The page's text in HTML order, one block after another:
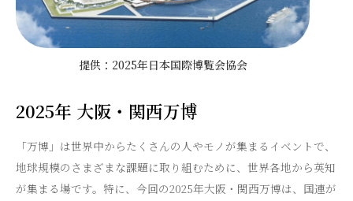
提供：2025年日本国際博覧会協会
2025年 大阪・関西万博
「万博」は世界中からたくさんの人やモノが集まるイベントで、
地球規模のさまざまな課題に取り組むために、世界各地から英知
が集まる場です。特に、今回の2025年大阪・関西万博は、国連が